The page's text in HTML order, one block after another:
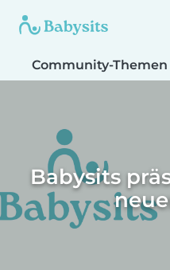
Community-Themen
Babysits